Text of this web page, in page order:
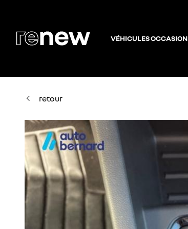
VÉHICULES OCCASION
retour